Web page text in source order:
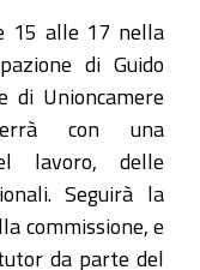
15 alle 17 nella
di Guido
di Unioncamere
con una
lavoro, delle
Seguirà la
commissione, e
da parte del